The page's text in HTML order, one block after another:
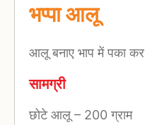
भप्पा आलू
आलू बनाए भाप में पका कर
सामग्री
छोटे आलू – 200 ग्राम